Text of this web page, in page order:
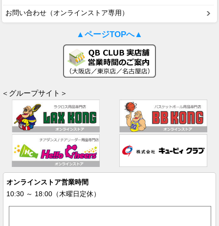
お問い合わせ（オンラインストア専用）
▲ページTOPへ▲
＜グループサイト＞
オンラインストア営業時間
10:30 ～ 18:00（木曜日定休）